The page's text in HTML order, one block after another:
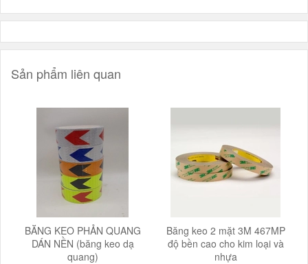
Sản phẩm liên quan
BĂNG KEO PHẢN QUANG
DÁN NỀN (băng keo dạ
quang)
Băng keo 2 mặt 3M 467MP
độ bền cao cho kim loại và
nhựa